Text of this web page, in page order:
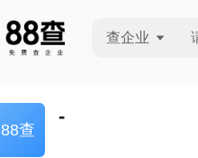
查企业
88查
-